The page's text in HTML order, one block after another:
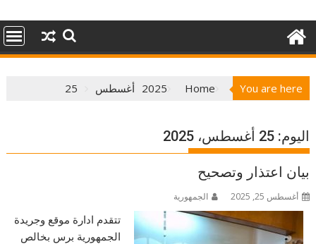
You are here
Home
2025 أغسطس 25
اليوم:25 أغسطس، 2025
بيان اعتذار وتصحيح
أغسطس 25, 2025 الجمهورية
تتقدم ادارة موقع وجريدة
الجمهورية برس بخالص